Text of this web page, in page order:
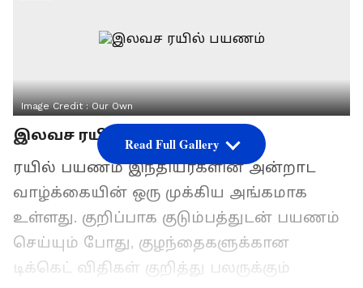
Image Credit :Our Own
இலவச ரயில் பயணம்
ரயில் பயணம் இந்தியர்களின் அன்றாட
வாழ்க்கையின் ஒரு முக்கிய அங்கமாக
உள்ளது. குறிப்பாக குடும்பத்துடன் பயணம்
செய்யும் போது, ​​குழந்தைகளுக்கான
டிக்கெட் விதிகள் குறித்து பலருக்கும்
Read Full Gallery